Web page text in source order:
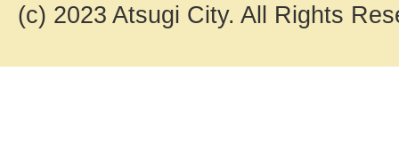
(c) 2023 Atsugi City. All Rights